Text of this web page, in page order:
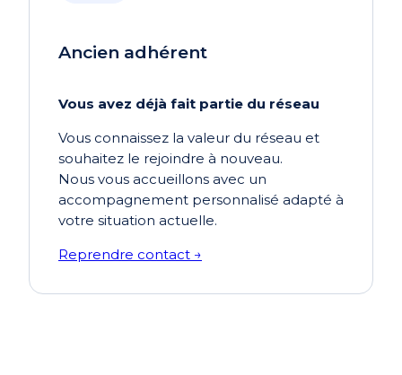
Ancien adhérent
Vous avez déjà fait partie du réseau
Vous connaissez la valeur du réseau et
souhaitez le rejoindre à nouveau.
Nous vous accueillons avec un
accompagnement personnalisé adapté à
votre situation actuelle.
Reprendre contact →